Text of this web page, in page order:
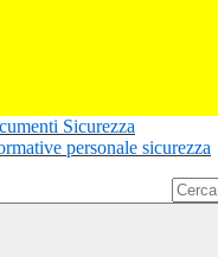
Sicurezza
personale sicurezza